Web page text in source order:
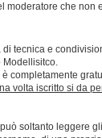
che non
tecnica e
Modellisitco.
completamente
volta iscritto si da
soltanto